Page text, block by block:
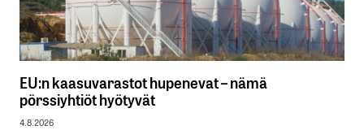
EU:n kaasuvarastot hupenevat – nämä
pörssiyhtiöt hyötyvät
4.8.2026